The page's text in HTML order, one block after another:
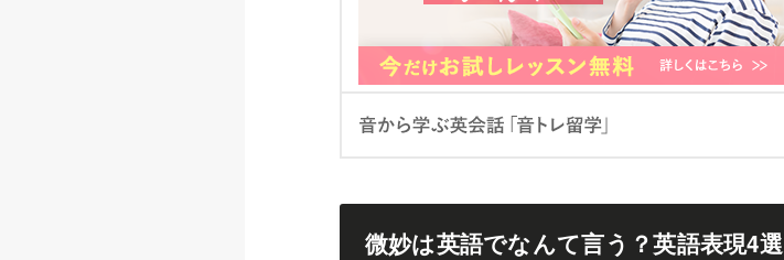
微妙は英語でなんて言う？英語表現4選